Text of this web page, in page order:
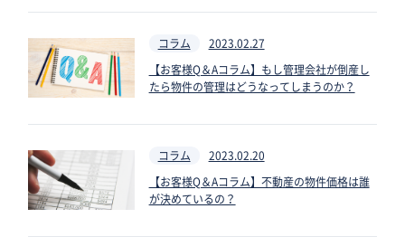
コラム 2023.02.27
【お客様Q＆Aコラム】もし管理会社が倒産し
たら物件の管理はどうなってしまうのか？
コラム 2023.02.20
【お客様Q＆Aコラム】不動産の物件価格は誰
が決めているの？